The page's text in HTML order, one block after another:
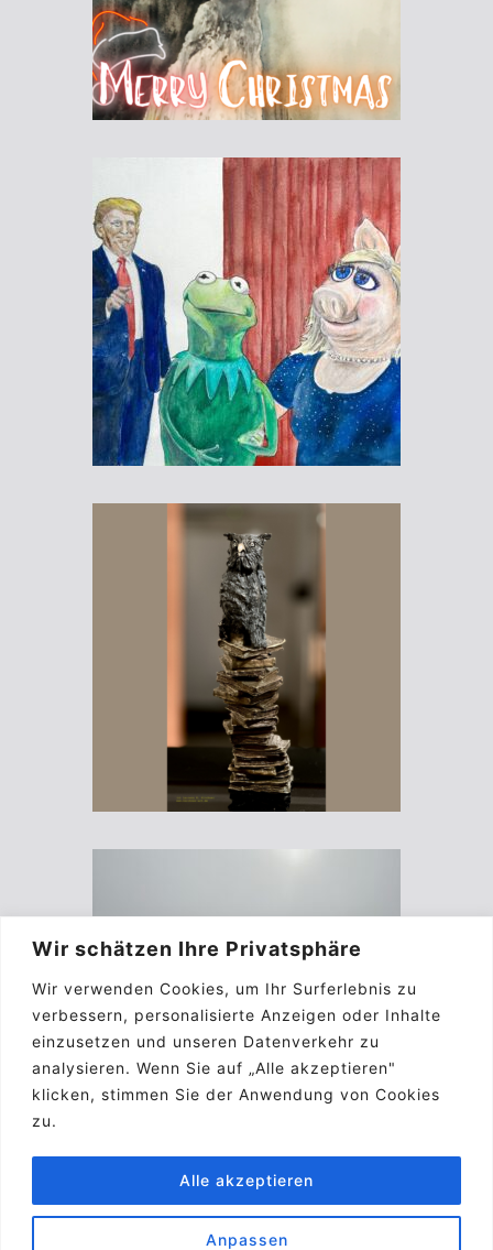
Wir schätzen Ihre Privatsphäre
Wir verwenden Cookies, um Ihr Surferlebnis zu
verbessern, personalisierte Anzeigen oder Inhalte
einzusetzen und unseren Datenverkehr zu
analysieren. Wenn Sie auf „Alle akzeptieren"
klicken, stimmen Sie der Anwendung von Cookies
zu.
Anpassen
Alle akzeptieren